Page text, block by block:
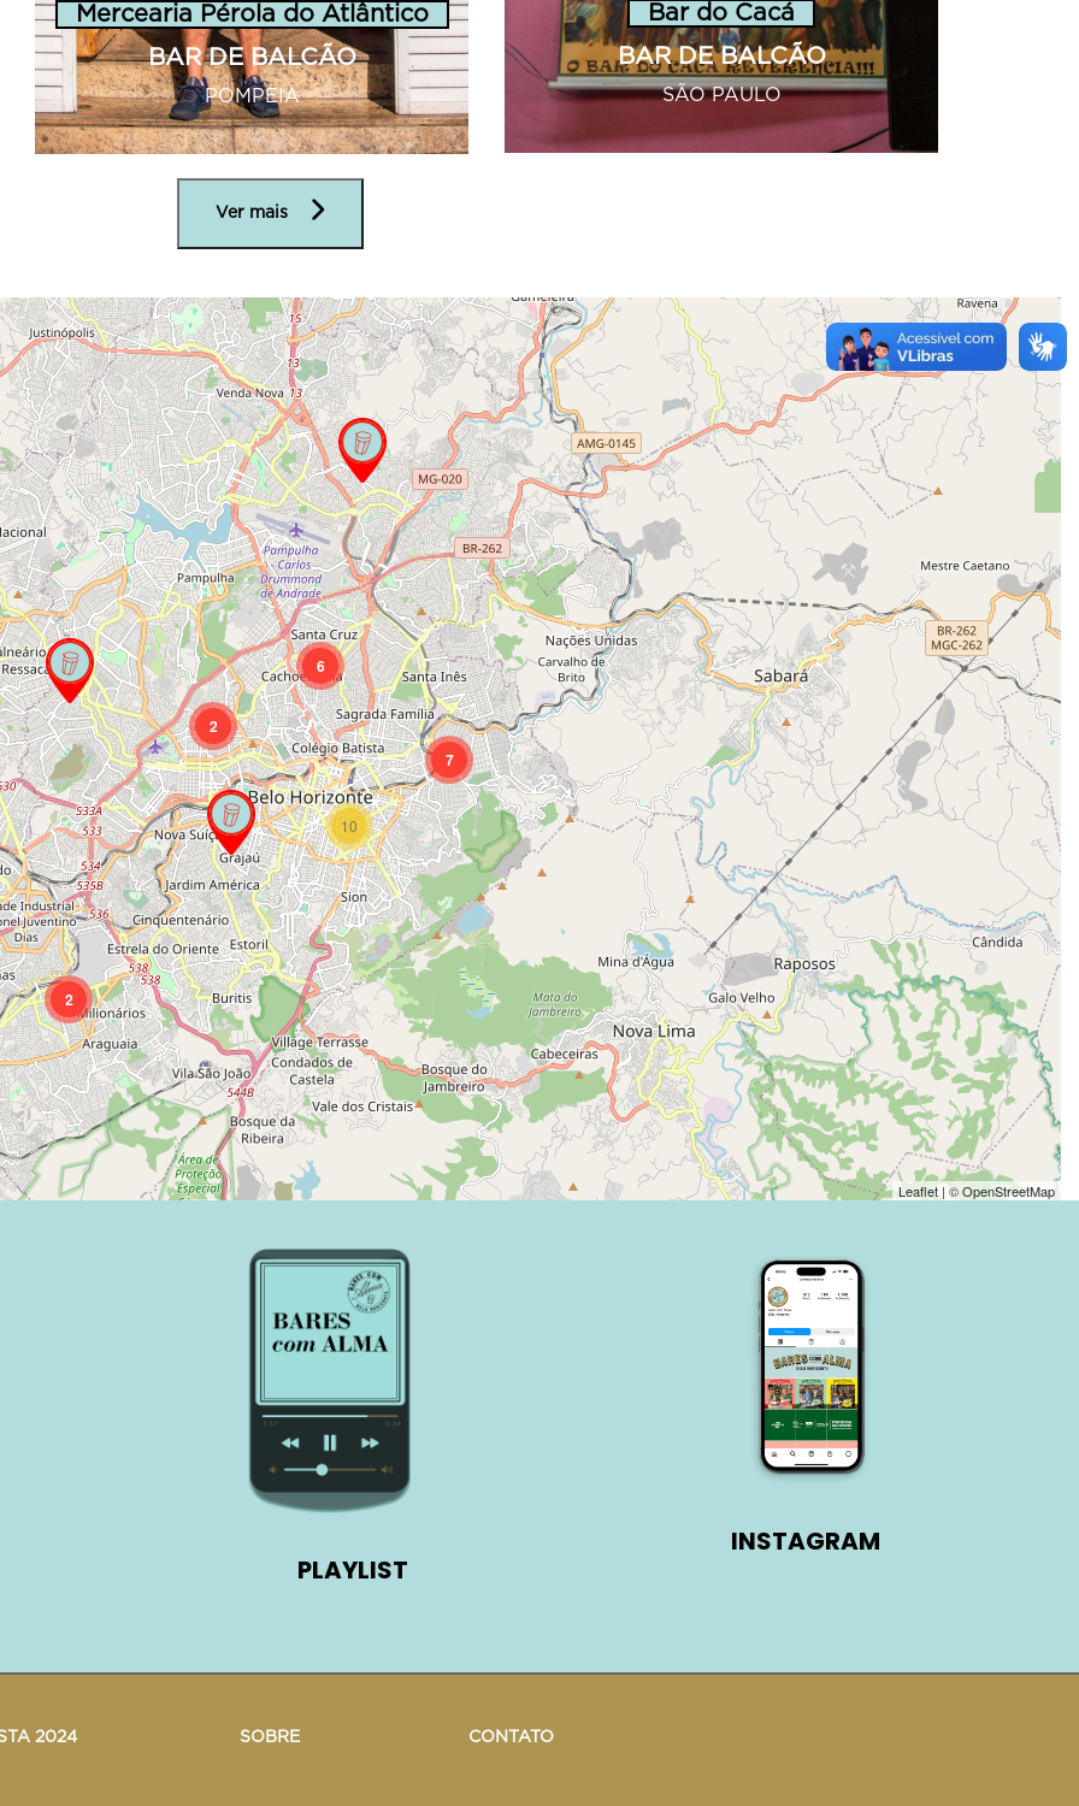
Mercearia Pérola do Atlântico
BAR DE BALCÃO
POMPEIA
Bar do Cacá
BAR DE BALCÃO
SÃO PAULO
Ver mais
2
2
10
7
6
Leaflet | ©OpenStreetMap
PLAYLIST
INSTAGRAM
2024 SOBRE CONTATO